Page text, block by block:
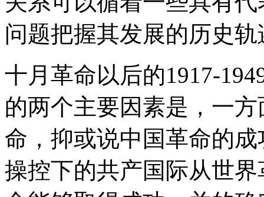
问题把握其发展的历史轨
十月革命以后的1917-
的两个主要因素是，一
命，抑或说中国革命的
操控下的共产国际从世